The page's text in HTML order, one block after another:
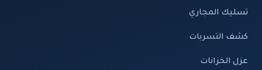
تسليك المجاري
كشف التسربات
عزل الخزانات